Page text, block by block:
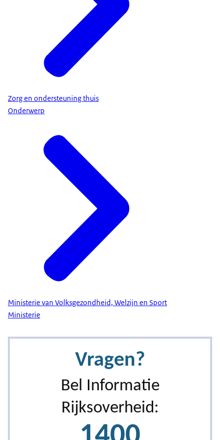
Zorg en ondersteuning thuis
Onderwerp
Ministerie van Volksgezondheid, Welzijn en Sport
Ministerie